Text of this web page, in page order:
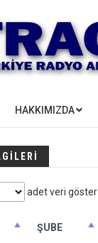
HAKKIMIZDA
adet veri göster
ŞUBE